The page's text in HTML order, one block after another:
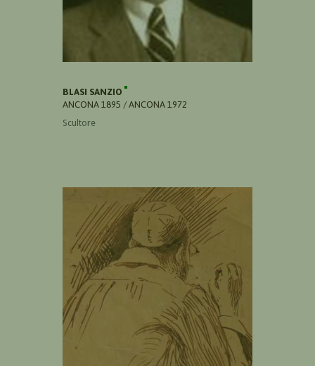
BLASI SANZIO
ANCONA 1895 / ANCONA 1972
Scultore